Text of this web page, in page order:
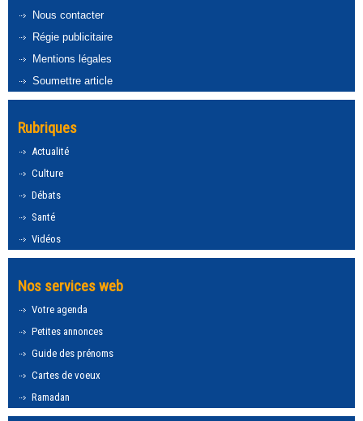
Nous contacter
Régie publicitaire
Mentions légales
Soumettre article
Rubriques
Actualité
Culture
Débats
Santé
Vidéos
Nos services web
Votre agenda
Petites annonces
Guide des prénoms
Cartes de voeux
Ramadan